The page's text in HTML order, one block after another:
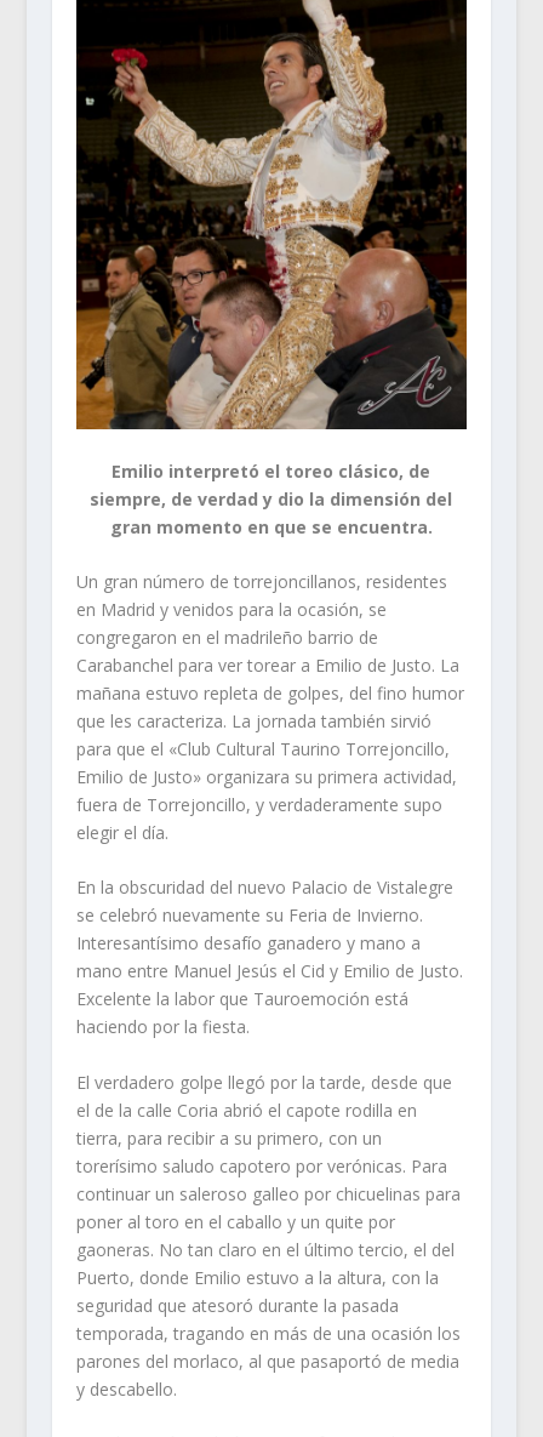
Emilio interpretó el toreo clásico, de
siempre, de verdad y dio la dimensión del
gran momento en que se encuentra.
Un gran número de torrejoncillanos, residentes
en Madrid y venidos para la ocasión, se
congregaron en el madrileño barrio de
Carabanchel para ver torear a Emilio de Justo. La
mañana estuvo repleta de golpes, del fino humor
que les caracteriza. La jornada también sirvió
para que el «Club Cultural Taurino Torrejoncillo,
Emilio de Justo» organizara su primera actividad,
fuera de Torrejoncillo, y verdaderamente supo
elegir el día.
En la obscuridad del nuevo Palacio de Vistalegre
se celebró nuevamente su Feria de Invierno.
Interesantísimo desafío ganadero y mano a
mano entre Manuel Jesús el Cid y Emilio de Justo.
Excelente la labor que Tauroemoción está
haciendo por la fiesta.
El verdadero golpe llegó por la tarde, desde que
el de la calle Coria abrió el capote rodilla en
tierra, para recibir a su primero, con un
torerísimo saludo capotero por verónicas. Para
continuar un saleroso galleo por chicuelinas para
poner al toro en el caballo y un quite por
gaoneras. No tan claro en el último tercio, el del
Puerto, donde Emilio estuvo a la altura, con la
seguridad que atesoró durante la pasada
temporada, tragando en más de una ocasión los
parones del morlaco, al que pasaportó de media
y descabello.